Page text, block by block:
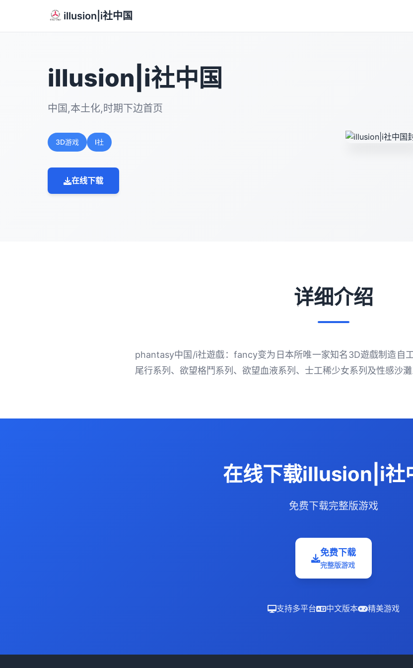
illusion|i社中国
illusion|i社中国
中国,本土化,时期下边首页
3D游戏 I社
在线下载
详细介绍
phantasy中国/i社遊戲：fancy变为日本所唯一家知名3D遊戲制造自
尾行系列、欲望格鬥系列、欲望血液系列、士工稀少女系列及性感沙灘
在线下载illusion|i社
免费下载完整版游戏
免费下载
完整版游戏
支持多平台 中文版本 精美游戏